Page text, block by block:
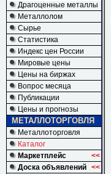
Драгоценные металлы
Металлолом
Сырье
Статистика
Индекс цен России
Мировые цены
Цены на биржах
Вопрос месяца
Публикации
Цены и прогнозы
МЕТАЛЛОТОРГОВЛЯ
Металлоторговля
Каталог
Маркетплейс
<<
Доска объявлений <<